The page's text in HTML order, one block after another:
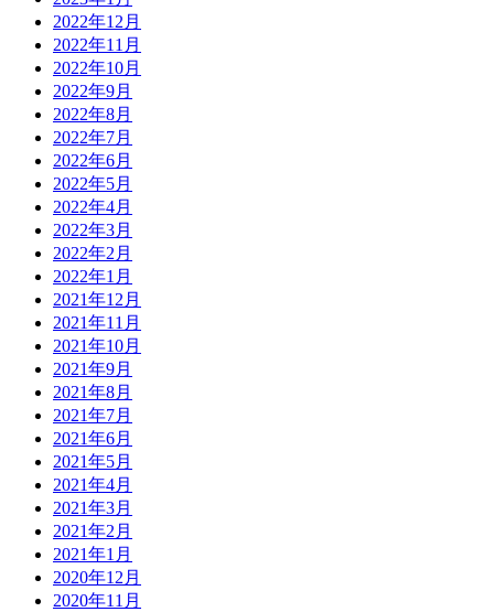
2022年12月
2022年11月
2022年10月
2022年9月
2022年8月
2022年7月
2022年6月
2022年5月
2022年4月
2022年3月
2022年2月
2022年1月
2021年12月
2021年11月
2021年10月
2021年9月
2021年8月
2021年7月
2021年6月
2021年5月
2021年4月
2021年3月
2021年2月
2021年1月
2020年12月
2020年11月